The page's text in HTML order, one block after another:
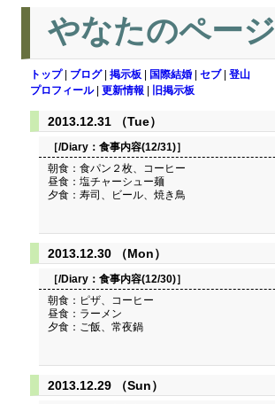
やなたのページ
トップ| ブログ| 掲示板 国際結婚 セブ| 登山
プロフィール| 更新情報 旧掲示板
2013.12.31 （Tue）
［/Diary： 食事内容(12/31)］
朝食：食パン２枚、コーヒー
昼食：塩チャーシュー麺
夕食：寿司、ビール、焼き鳥
2013.12.30 （Mon）
［/Diary： 食事内容(12/30)］
朝食：ピザ、コーヒー
昼食：ラーメン
夕食：ご飯、常夜鍋
2013.12.29 （Sun）